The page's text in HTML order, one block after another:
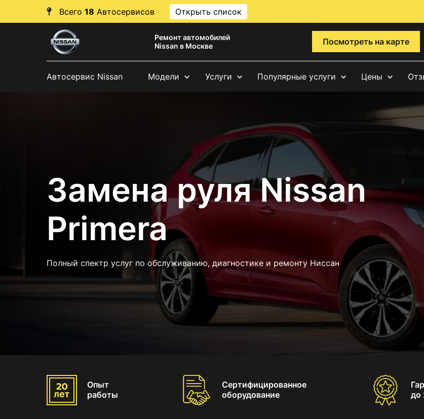
Всего 18 Автосервисов Открыть список
Ремонт автомобилей
Nissan в Москве
Посмотреть на карте
Автосервис Nissan Модели Услуги Популярные услуги Цены
Замена руля Nissan
Primera
Полный спектр услуг по обслуживанию, диагностике и ремонту Ниссан
Опыт
работы
Сертифицированное
оборудование
до